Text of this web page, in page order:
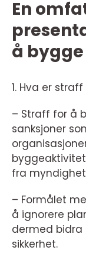
En
å
1. Hva er
– Straff for å
sanksjoner
fra
– Formålet
å ignorere
dermed
sikkerhet.